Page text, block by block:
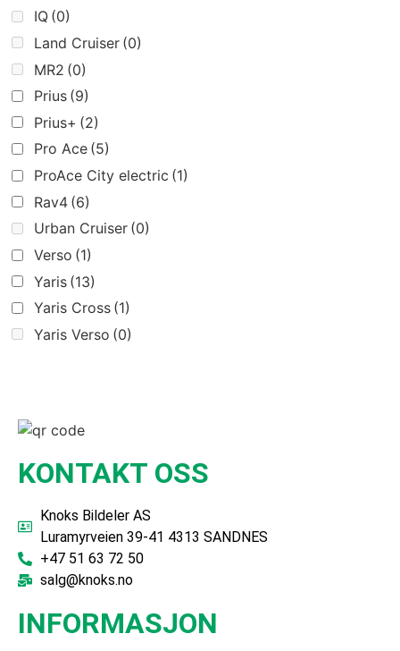
IQ (0)
Land Cruiser (0)
MR2 (0)
Prius (9)
Prius+ (2)
Pro Ace (5)
ProAce City electric (1)
Rav4 (6)
Urban Cruiser (0)
Verso (1)
Yaris (13)
Yaris Cross (1)
Yaris Verso (0)
KONTAKT OSS
Knoks Bildeler AS
Luramyrveien 39-41 4313 SANDNES
+47 51 63 72 50
salg@knoks.no
INFORMASJON